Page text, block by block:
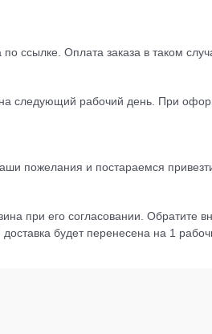
Оплата заказа в таком
следующий рабочий день. При
пожелания и постараемся
при его согласовании. Обратите
будет перенесена на 1